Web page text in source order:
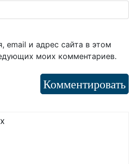
email и адрес сайта в этом
моих комментариев.